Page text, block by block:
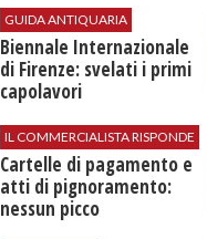
GUIDA ANTIQUARIA
Biennale Internazionale
di Firenze: svelati i primi
capolavori
IL COMMERCIALISTA RISPONDE
Cartelle di pagamento e
atti di pignoramento:
nessun picco